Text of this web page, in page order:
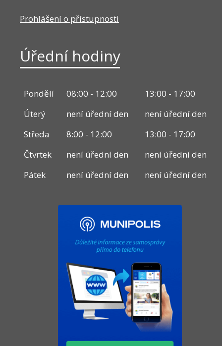
Prohlášení o přístupnosti
Úřední hodiny
Pondělí 08:00 - 12:00
13:00 - 17:00
Úterý
není úřední den
není úřední den
Středa
8:00 - 12:00
13:00 - 17:00
Čtvrtek
není úřední den
není úřední den
Pátek
není úřední den není úřední den